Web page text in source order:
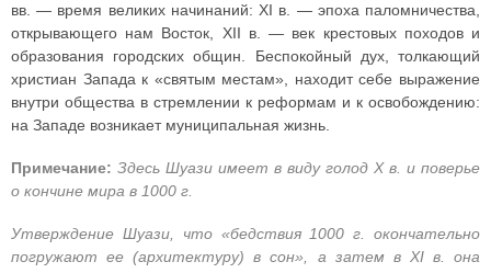
вв. — время великих начинаний: XI в. — эпоха паломничества,
открывающего нам Восток, XII в. — век крестовых походов и
образования городских общин. Беспокойный дух, толкающий
христиан Запада к «святым местам», находит себе выражение
внутри общества в стремлении к реформам и к освобождению:
на Западе возникает муниципальная жизнь.
Примечание: Здесь Шуази имеет в виду голод X в. и поверье
о кончине мира в 1000 г.
Утверждение Шуази, что «бедствия 1000 г. окончательно
погружают ее (архитектуру) в сон», а затем в XI в. она